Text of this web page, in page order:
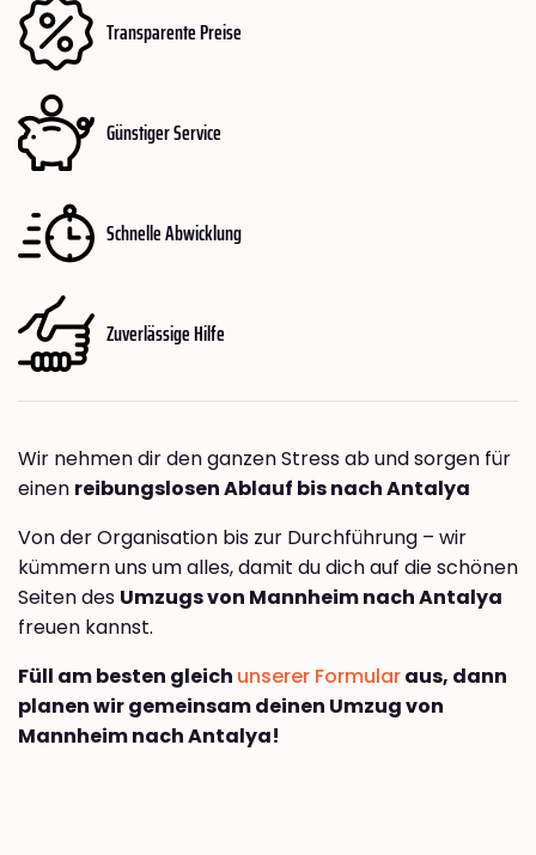
Transparente Preise
Günstiger Service
Schnelle Abwicklung
Zuverlässige Hilfe
Wir nehmen dir den ganzen Stress ab und sorgen für
einen reibungslosen Ablauf bis nach Antalya
Von der Organisation bis zur Durchführung – wir
kümmern uns um alles, damit du dich auf die schönen
Seiten des Umzugs von Mannheim nach Antalya
freuen kannst.
Füll am besten gleich unserer Formularaus, dann
planen wir gemeinsam deinen Umzug von
Mannheim nach Antalya!